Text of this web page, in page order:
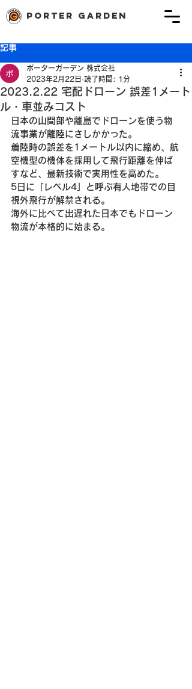
porter garden
記事
2023.2.22 宅配ドローン 誤差1メート
ル・車並みコスト
ポーターガーデン 株式会社
2023年2月22日 読了時間: 1分
日本の山間部や離島でドローンを使う物
流事業が離陸にさしかかった。
着陸時の誤差を1メートル以内に縮め、航
空機型の機体を採用して飛行距離を伸ば
すなど、最新技術で実用性を高めた。
5日に「レベル4」と呼ぶ有人地帯での目
視外飛行が解禁される。
海外に比べて出遅れた日本でもドローン
物流が本格的に始まる。